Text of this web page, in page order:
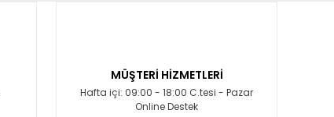
MÜŞTERİ HİZMETLERİ
Hafta içi: 09:00 - 18:00 C.tesi - Pazar
Online Destek